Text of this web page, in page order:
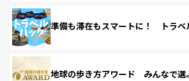
準備も滞在もスマートに！ トラベ
地球の歩き方アワード みんなで選